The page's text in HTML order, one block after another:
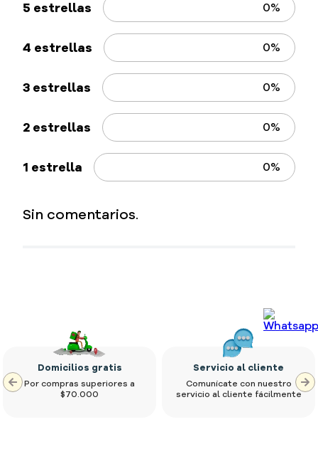
Otras personas han vistorecientemente
$ 2350
Doria